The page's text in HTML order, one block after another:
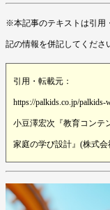
※本記事のテキストは引用
記の情報を併記してくださ
引用・転載元：
https://palkids.co.jp/palkids-
小豆澤宏次『教育コンテ
家庭の学び設計』(株式